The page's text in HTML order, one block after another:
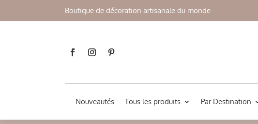
Boutique de décoration artisanale du monde
Nouveautés Tous les produits Par Destination